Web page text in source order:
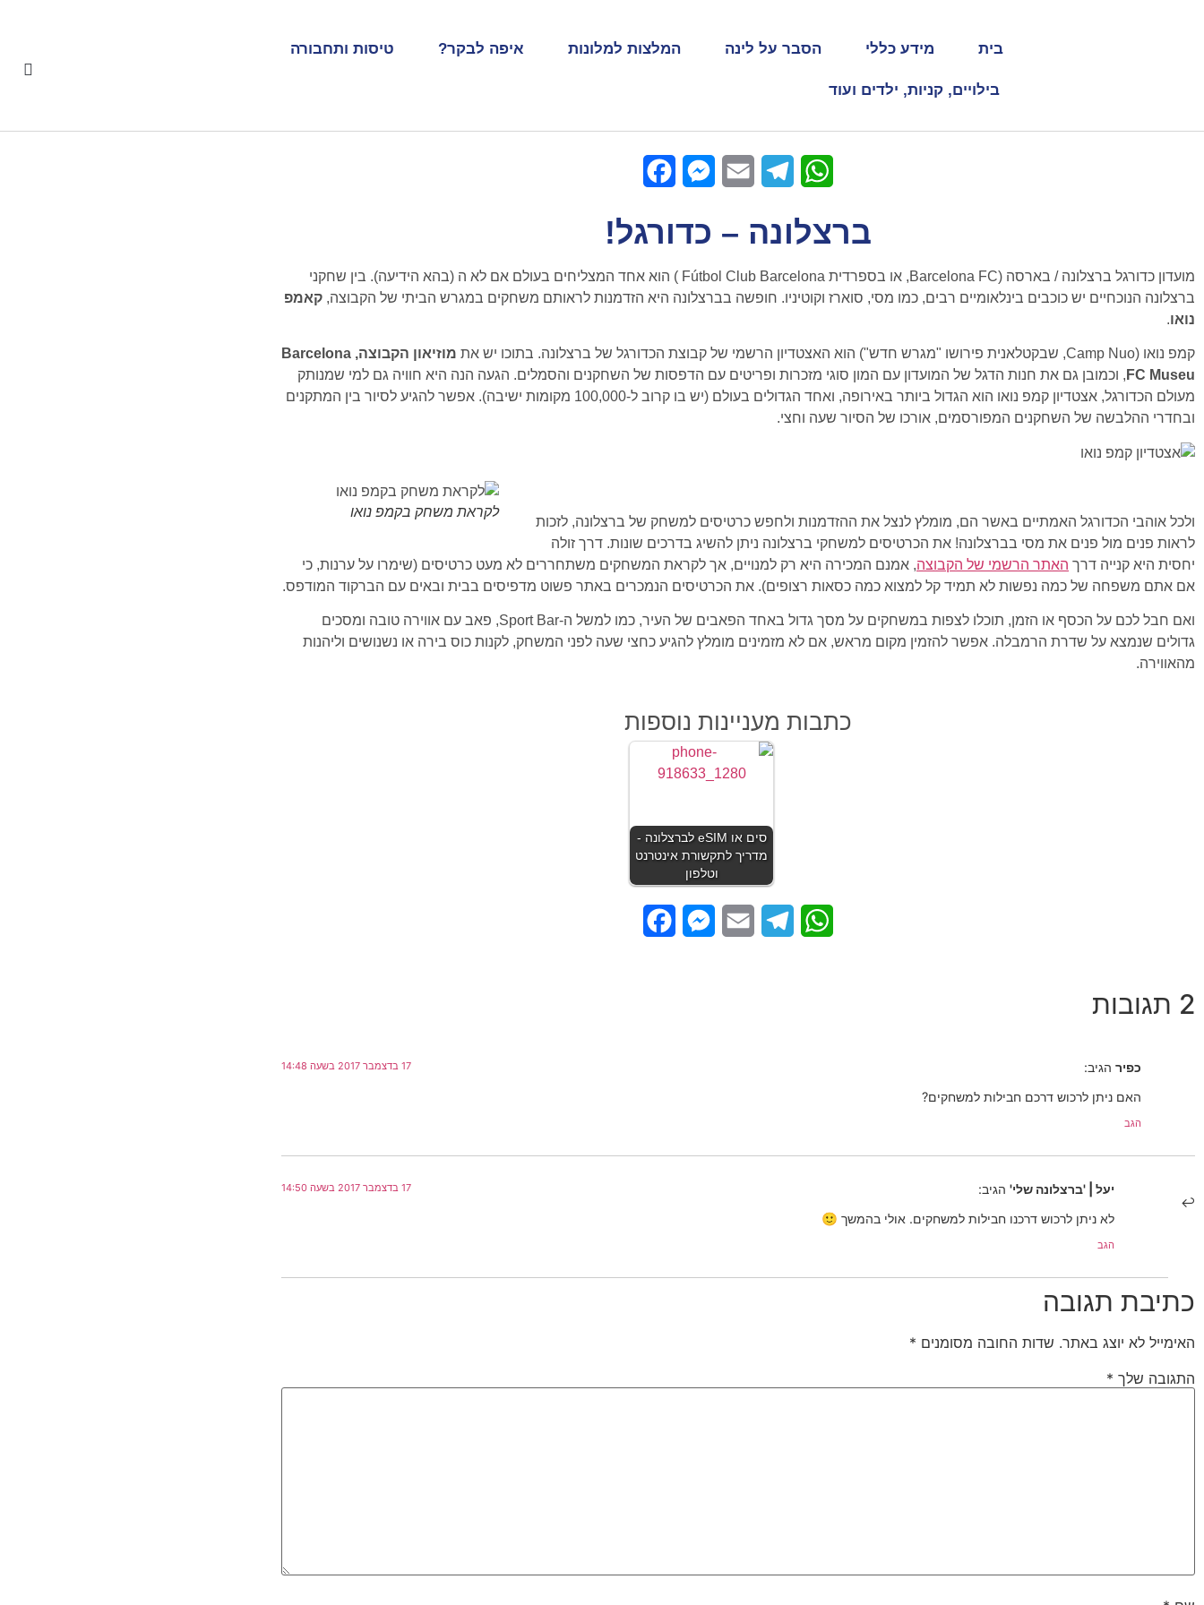
בית מידע כללי הסבר על לינה המלצות למלונות איפה לבקר? טיסות ותחבורה
בילויים, קניות, ילדים ועוד
WhatsApp
Telegram
Email
Messenger
ברצלונה – כדורגל!
מועדון כדורגל ברצלונה / בארסה (Barcelona FC, או בספרדית Fútbol Club Barcelona ) הוא אחד המצליחים בעולם אם לא ה (בהא הידיעה). בין שחקני
ברצלונה הנוכחיים יש כוכבים בינלאומיים רבים, כמו מסי, סוארז וקוטיניו. חופשה בברצלונה היא הזדמנות לראותם משחקים במגרש הביתי של הקבוצה, קאמפ
נואו.
קמפ נואו (Camp Nuo, שבקטלאנית פירושו "מגרש חדש") הוא האצטדיון הרשמי של קבוצת הכדורגל של ברצלונה. בתוכו יש את מוזיאון הקבוצה, Barcelona
FC Museu , וכמובן גם את חנות הדגל של המועדון עם המון סוגי מזכרות ופריטים עם הדפסות של השחקנים והסמלים. הגעה הנה היא חוויה גם למי שמנותק
מעולם הכדורגל, אצטדיון קמפ נואו הוא הגדול ביותר באירופה, ואחד הגדולים בעולם (יש בו קרוב ל-100,000 מקומות ישיבה). אפשר להגיע לסיור בין המתקנים
ובחדרי ההלבשה של השחקנים המפורסמים, אורכו של הסיור שעה וחצי.
לקראת משחק בקמפ נואו
ולכל אוהבי הכדורגל האמתיים באשר הם, מומלץ לנצל את ההזדמנות ולחפש כרטיסים למשחק של ברצלונה, לזכות
לראות פנים מול פנים את מסי בברצלונה! את הכרטיסים למשחקי ברצלונה ניתן להשיג בדרכים שונות. דרך זולה
יחסית היא קנייה דרך האתר הרשמי של הקבוצה, אמנם המכירה היא רק למנויים, אך לקראת המשחקים משתחררים לא מעט כרטיסים (שימרו על ערנות, כי
אם אתם משפחה של כמה נפשות לא תמיד קל למצוא כמה כסאות רצופים). את הכרטיסים הנמכרים באתר פשוט מדפיסים בבית ובאים עם הברקוד המודפס.
ואם חבל לכם על הכסף או הזמן, תוכלו לצפות במשחקים על מסך גדול באחד הפאבים של העיר, כמו למשל ה-Sport Bar, פאב עם אווירה טובה ומסכים
גדולים שנמצא על שדרת הרמבלה. אפשר להזמין מקום מראש, אם לא מזמינים מומלץ להגיע כחצי שעה לפני המשחק, לקנות כוס בירה או נשנושים וליהנות
מהאווירה.
כתבות מעניינות נוספות
סים או eSIM לברצלונה -
מדריך לתקשורת אינטרנט
וטלפון
WhatsApp
Telegram
Email
Messenger
2 תגובות
כפיר הגיב: 17 בדצמבר 2017 בשעה 14:48
האם ניתן לרכוש דרכם חבילות למשחקים?
הגב
יעל | 'ברצלונה שלי' הגיב: 17 בדצמבר 2017 בשעה 14:50
לא ניתן לרכוש דרכנו חבילות למשחקים. אולי בהמשך 🙂
הגב
כתיבת תגובה
האימייל לא יוצג באתר. שדות החובה מסומנים *
התגובה שלך *